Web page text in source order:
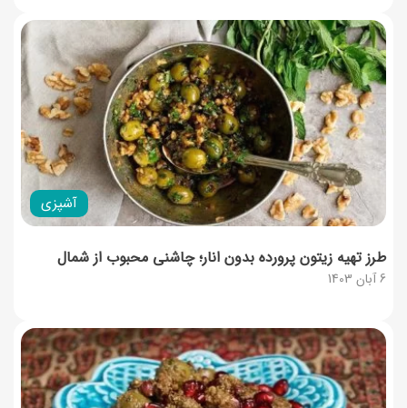
آشپزی
6 آبان 1403
طرز تهیه زیتون پرورده بدون انار؛ چاشنی محبوب از شمال